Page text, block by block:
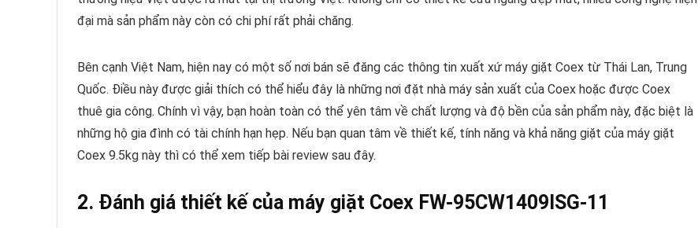
đại mà sản phẩm này còn có chi phí rất phải chăng.
Bên cạnh Việt Nam, hiện nay có một số nơi bán sẽ đăng các thông tin xuất xứ máy giặt Coex từ Thái Lan, Trung
Quốc. Điều này được giải thích có thể hiểu đây là những nơi đặt nhà máy sản xuất của Coex hoặc được Coex
thuê gia công. Chính vì vậy, bạn hoàn toàn có thể yên tâm về chất lượng và độ bền của sản phẩm này, đặc biệt là
những hộ gia đình có tài chính hạn hẹp. Nếu bạn quan tâm về thiết kế, tính năng và khả năng giặt của máy giặt
Coex 9.5kg này thì có thể xem tiếp bài review sau đây.
2. Đánh giá thiết kế của máy giặt Coex FW-95CW1409ISG-11